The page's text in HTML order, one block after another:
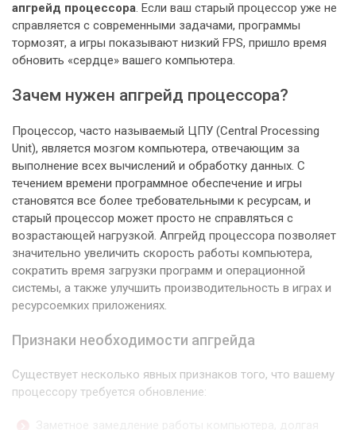
апгрейд процессора. Если ваш старый процессор уже не
справляется с современными задачами, программы
тормозят, а игры показывают низкий FPS, пришло время
обновить «сердце» вашего компьютера.
Зачем нужен апгрейд процессора?
Процессор, часто называемый ЦПУ (Central Processing
Unit), является мозгом компьютера, отвечающим за
выполнение всех вычислений и обработку данных. С
течением времени программное обеспечение и игры
становятся все более требовательными к ресурсам, и
старый процессор может просто не справляться с
возрастающей нагрузкой. Апгрейд процессора позволяет
значительно увеличить скорость работы компьютера,
сократить время загрузки программ и операционной
системы, а также улучшить производительность в играх и
ресурсоемких приложениях.
Признаки необходимости апгрейда
Существует несколько явных признаков того, что вашему
процессору требуется обновление: